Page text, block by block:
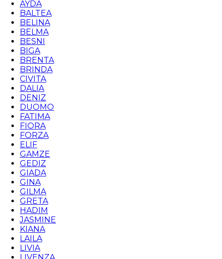
AYDA
BALTEA
BELINA
BELMA
BESNI
BIGA
BRENTA
BRINDA
CIVITA
DALIA
DENIZ
DUOMO
FATIMA
FIORA
FORZA
ELIF
GAMZE
GEDIZ
GIADA
GINA
GILMA
GRETA
HADIM
JASMINE
KIANA
LAILA
LIVIA